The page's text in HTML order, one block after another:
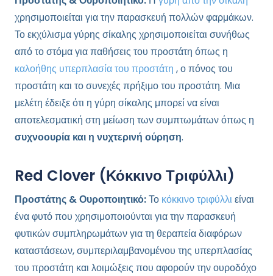
χρησιμοποιείται για την παρασκευή πολλών φαρμάκων.
Το εκχύλισμα γύρης σίκαλης χρησιμοποιείται συνήθως
από το στόμα για παθήσεις του προστάτη όπως η
καλοήθης υπερπλασία του προστάτη , ο πόνος του
προστάτη και το συνεχές πρήξιμο του προστάτη. Μια
μελέτη έδειξε ότι η γύρη σίκαλης μπορεί να είναι
αποτελεσματική στη μείωση των συμπτωμάτων όπως η
συχνοουρία και η νυχτερινή ούρηση.
Red Clover (Κόκκινο Τριφύλλι)
Προστάτης & Ουροποιητικό:Το κόκκινο τριφύλλι είναι
ένα φυτό που χρησιμοποιούνται για την παρασκευή
φυτικών συμπληρωμάτων για τη θεραπεία διαφόρων
καταστάσεων, συμπεριλαμβανομένου της υπερπλασίας
του προστάτη και λοιμώξεις που αφορούν την ουροδόχο